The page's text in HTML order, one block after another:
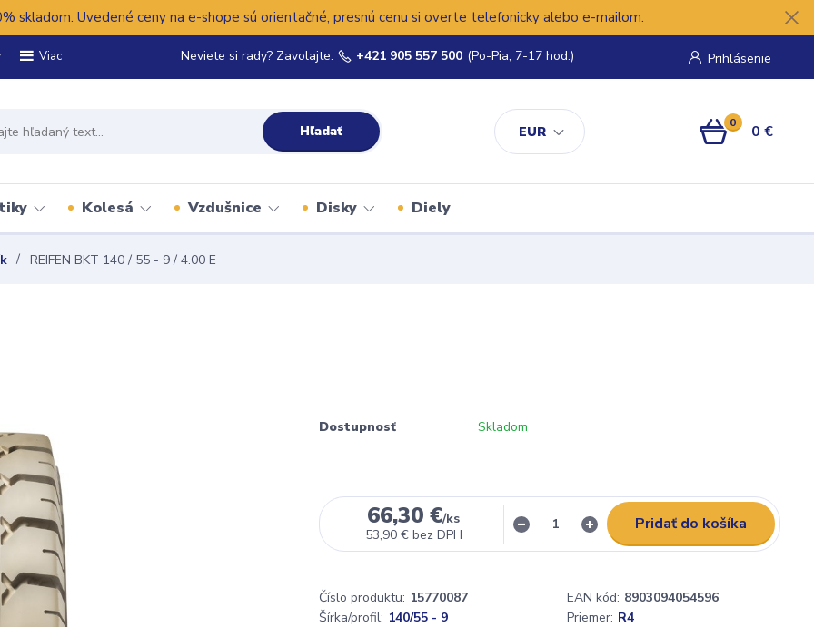
skladom. Uvedené ceny na e-shope sú orientačné, presnú cenu si overte telefonicky alebo e-mailom.
Viac
EUR
Prihlásenie
Hľadať
Neviete si rady? Zavolajte. +421 905 557 500 (Po-Pia, 7-17 hod.)
0 0 €
Kolesá Vzdušnice Disky Diely
REIFEN BKT 140 / 55 - 9 / 4.00 E
Dostupnosť Skladom
66,30 €/ks
53,90 € bez DPH
Pridať do košíka
Číslo produktu: 15770087 EAN kód: 8903094054596
Šírka/profil: 140/55 - 9 Priemer: R4